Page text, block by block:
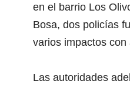
en el barrio Los
Bosa, dos policías
varios impactos con
Las autoridades